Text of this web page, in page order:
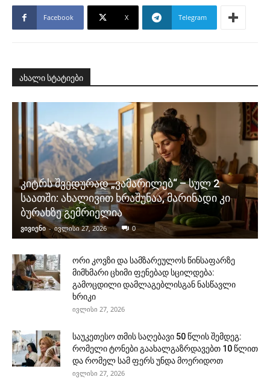
Facebook X Telegram
ახალი სტატიები
კიტრს შვედურად „ვამარილებ“ – სულ 2
საათში: ახალივით ხრაშუნაა, მარინადი კი
ბურახზე გემრიელია
ვივიენი - ივლისი 27, 2026 0
ორი კოვზი და სამზარეულოს წინსაფარზე
მიმხმარი ცხიმი ფენებად სცილდება:
გამოცდილი დამლაგებლისგან ნასწავლი
ხრიკი
ივლისი 27, 2026
საუკეთესო თმის საღებავი 50 წლის შემდეგ:
რომელი ტონები გაახალგაზრდავებთ 10 წლით
და რომელ სამ ფერს უნდა მოერიდოთ
ივლისი 27, 2026